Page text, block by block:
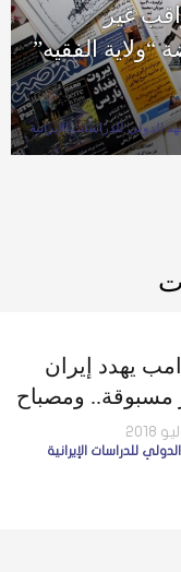
غير
الفقيه”
الدولي للدراسات الإيرانية
يهدد إيران
مسبوقة.. ومصباح
“ولاية الفقيه”
العلمية
للدراسات الإيرانية